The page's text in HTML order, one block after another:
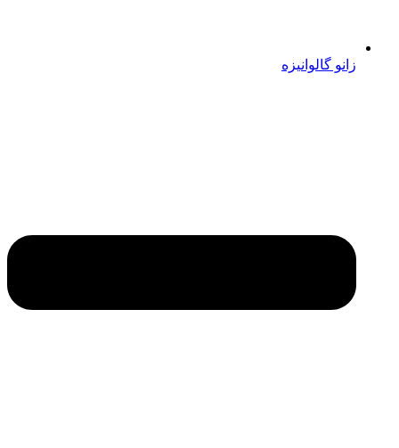
زانو گالوانیزه